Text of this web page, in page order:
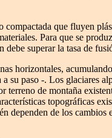
compactada que fluyen
Para que se
superar la tasa de
horizontales,
su paso -. Los glaciares
terreno de montaña
topográficas
dependen de los cambios